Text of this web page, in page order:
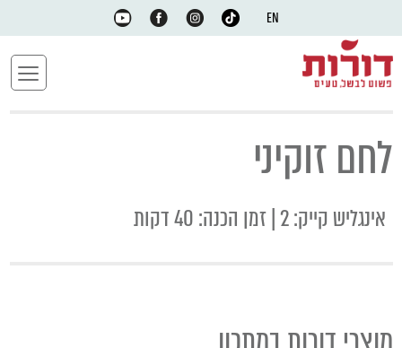
EN
לחם זוקיני
אינגליש קייק: 2 | זמן הכנה: 40 דקות